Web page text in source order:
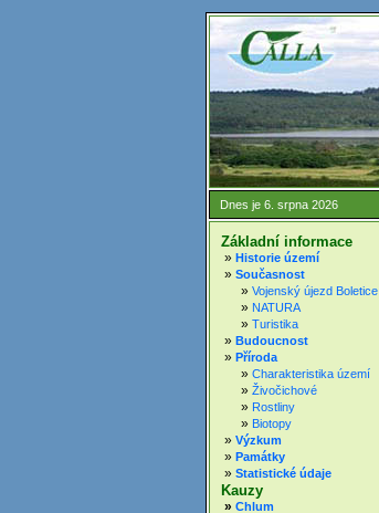
Dnes je 6. srpna 2026
Základní informace
» Historie území
» Současnost
» Vojenský újezd Boletice
» NATURA
» Turistika
» Budoucnost
» Příroda
» Charakteristika území
» Živočichové
» Rostliny
» Biotopy
» Výzkum
» Památky
» Statistické údaje
Kauzy
» Chlum